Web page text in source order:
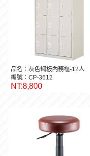
品名：灰色鋼板內務櫃-12人
編號：CP-3612
NT:8,800